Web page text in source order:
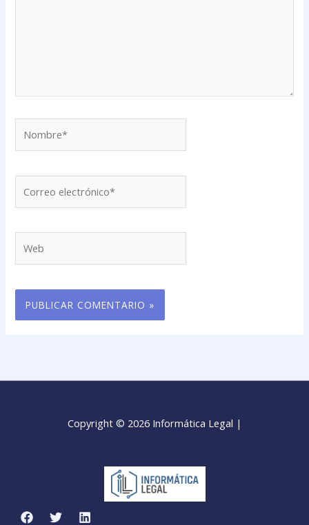
electrónico*
Copyright © 2026 Informática Legal |